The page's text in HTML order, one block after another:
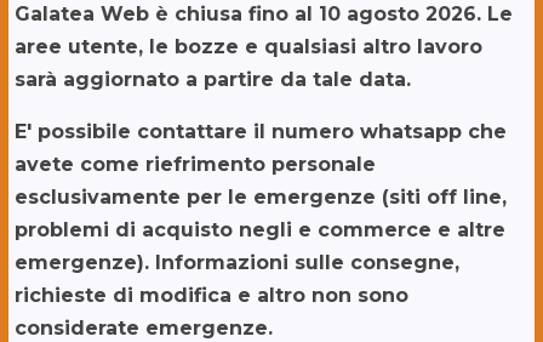
Galatea Web è chiusa fino al 10 agosto 2026. Le
aree utente, le bozze e qualsiasi altro lavoro
sarà aggiornato a partire da tale data.
E' possibile contattare il numero whatsapp che
avete come riefrimento personale
esclusivamente per le emergenze (siti off line,
problemi di acquisto negli e commerce e altre
emergenze). Informazioni sulle consegne,
richieste di modifica e altro non sono
considerate emergenze.